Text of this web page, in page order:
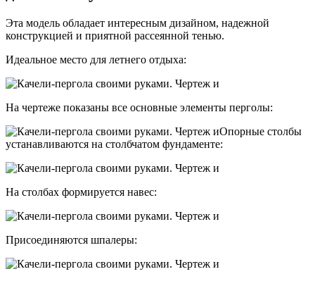
Эта модель обладает интересным дизайном, надежной
конструкцией и приятной рассеянной тенью.
Идеальное место для летнего отдыха:
На чертеже показаны все основные элементы перголы:
Опорные столбы
устанавливаются на столбчатом фундаменте:
На столбах формируется навес:
Присоединяются шпалеры: